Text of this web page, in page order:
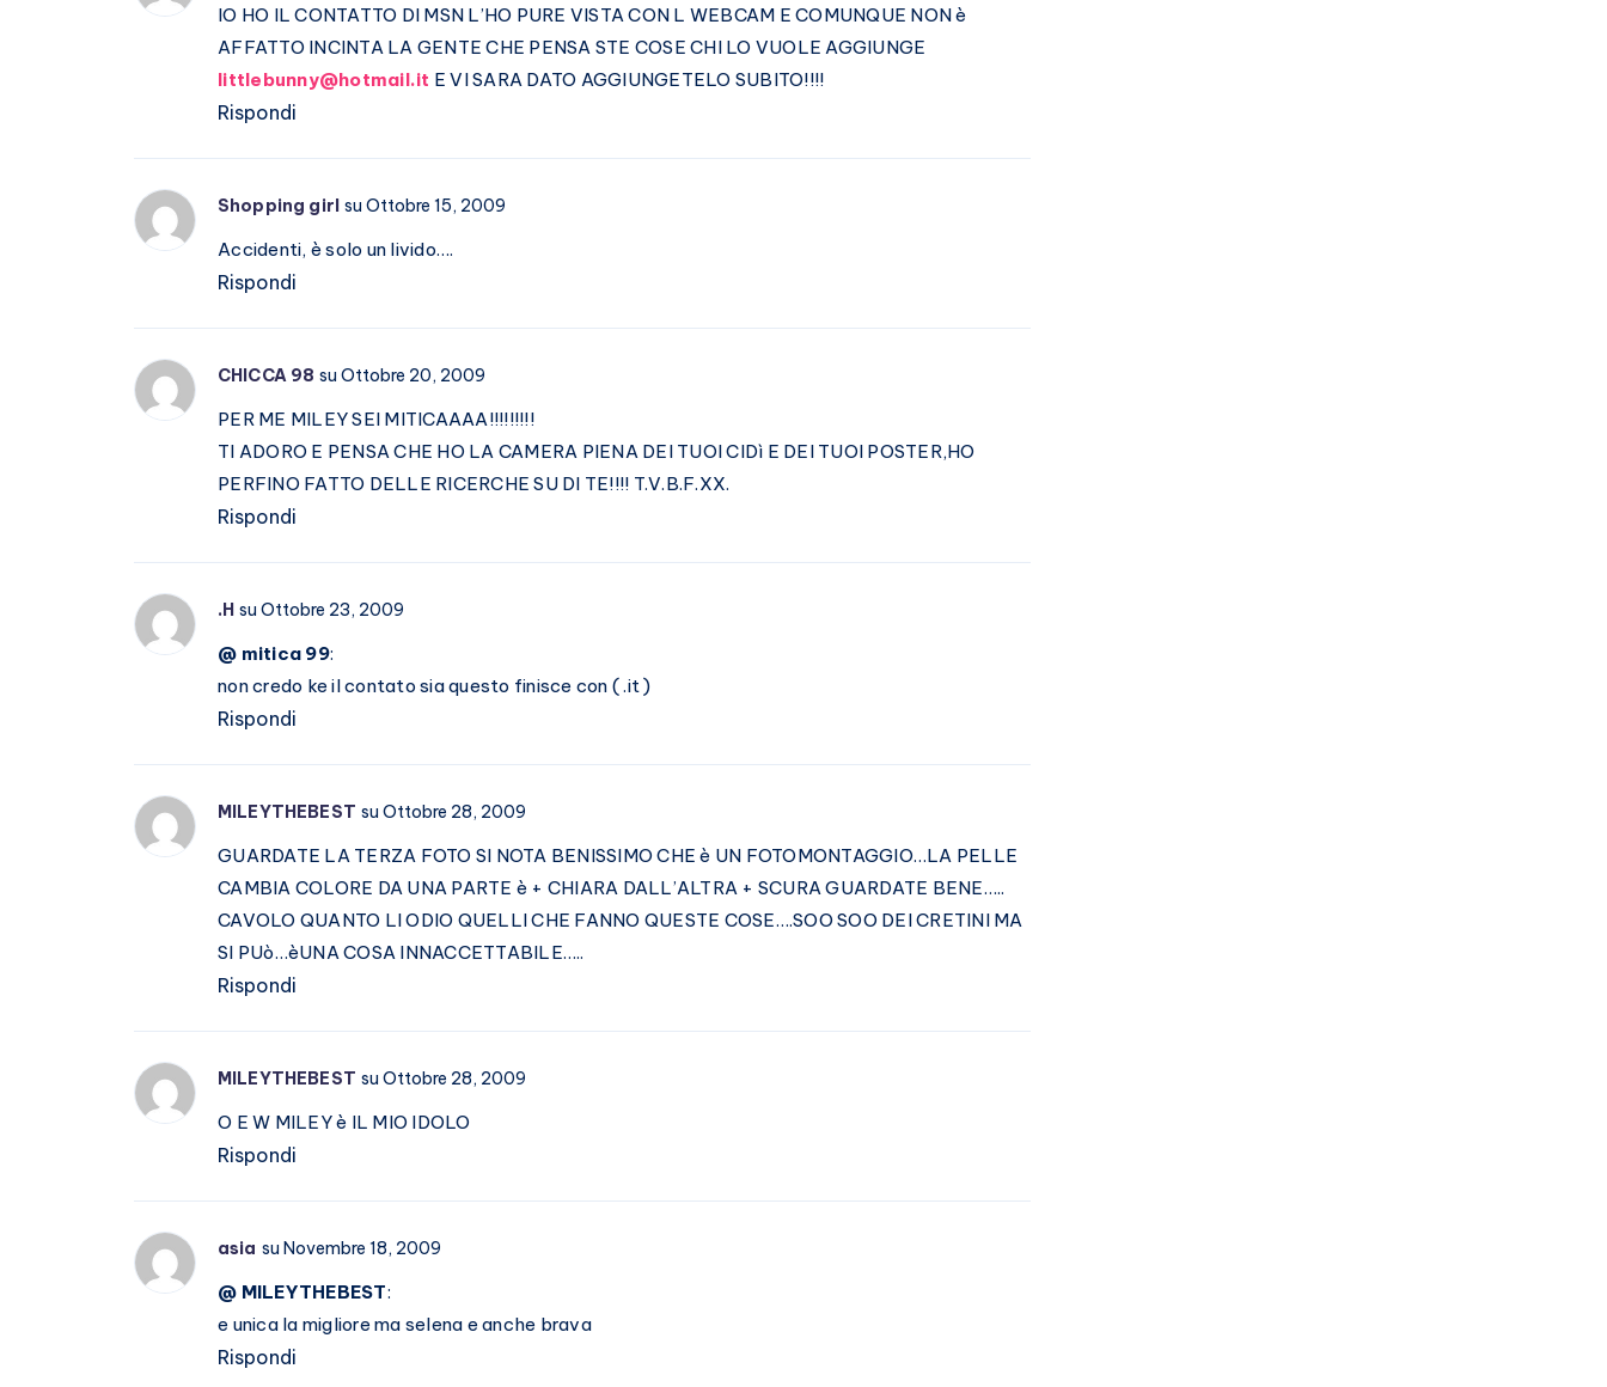
IO HO IL CONTATTO DI MSN L’HO PURE VISTA CON L WEBCAM E COMUNQUE NON è
AFFATTO INCINTA LA GENTE CHE PENSA STE COSE CHI LO VUOLE AGGIUNGE
littlebunny@hotmail.it E VI SARA DATO AGGIUNGETELO SUBITO!!!!
Rispondi
Shopping girl su Ottobre 15, 2009
Accidenti, è solo un livido….
Rispondi
CHICCA 98 su Ottobre 20, 2009
PER ME MILEY SEI MITICAAAA!!!!!!!!!
TI ADORO E PENSA CHE HO LA CAMERA PIENA DEI TUOI CIDì E DEI TUOI POSTER,HO
PERFINO FATTO DELLE RICERCHE SU DI TE!!!! T.V.B.F.XX.
Rispondi
.H su Ottobre 23, 2009
@ mitica 99:
non credo ke il contato sia questo finisce con ( .it )
Rispondi
MILEYTHEBEST su Ottobre 28, 2009
GUARDATE LA TERZA FOTO SI NOTA BENISSIMO CHE è UN FOTOMONTAGGIO…LA PELLE
CAMBIA COLORE DA UNA PARTE è + CHIARA DALL’ALTRA + SCURA GUARDATE BENE…..
CAVOLO QUANTO LI ODIO QUELLI CHE FANNO QUESTE COSE….SOO SOO DEI CRETINI MA
SI PUò…èUNA COSA INNACCETTABILE…..
Rispondi
MILEYTHEBEST su Ottobre 28, 2009
O E W MILEY è IL MIO IDOLO
Rispondi
asia su Novembre 18, 2009
@ MILEYTHEBEST:
e unica la migliore ma selena e anche brava
Rispondi